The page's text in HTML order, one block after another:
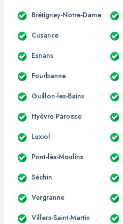
Brétigney-Notre-Dame
Cusance
Esnans
Fourbanne
Guillon-les-Bains
Hyèvre-Paroisse
Luxiol
Pont-lès-Moulins
Séchin
Vergranne
Villers-Saint-Martin